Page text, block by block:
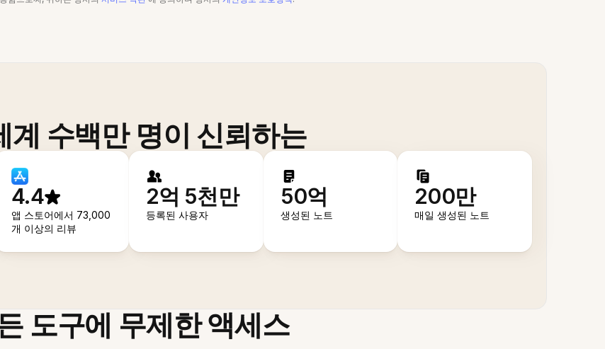
계 수백만 명이 신뢰하는
4.4
앱 스토어에서 73,000
개 이상의 리뷰
2억 5천만
등록된 사용자
50억
생성된 노트
200만
매일 생성된 노트
도구에 무제한 액세스